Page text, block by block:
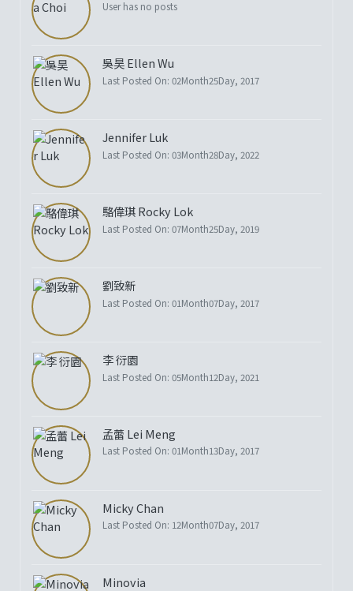
User has no posts
吳昊 Ellen Wu
Last Posted On: 02Month25Day, 2017
Jennifer Luk
Last Posted On: 03Month28Day, 2022
駱偉琪 Rocky Lok
Last Posted On: 07Month25Day, 2019
劉致新
Last Posted On: 01Month07Day, 2017
李 衍園
Last Posted On: 05Month12Day, 2021
孟蕾 Lei Meng
Last Posted On: 01Month13Day, 2017
Micky Chan
Last Posted On: 12Month07Day, 2017
Minovia